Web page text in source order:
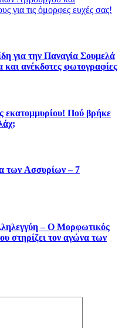
για τις όμορφες ευχές σας!
για την Παναγία Σουμελά
και ανέκδοτες φωτογραφίες
εκατομμυρίου! Πού βρήκε
των Ασσυρίων – 7
– Ο Μορφωτικός
στηρίζει τον αγώνα των